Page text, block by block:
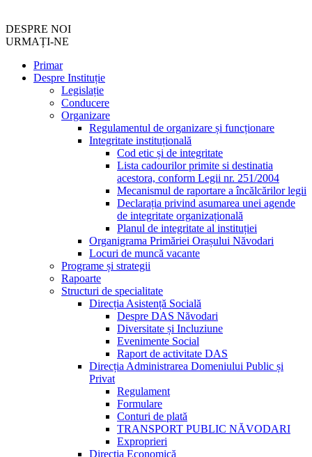
DESPRE NOI
URMAȚI-NE
Primar
Despre Instituție
Legislație
Conducere
Organizare
Regulamentul de organizare și funcționare
Integritate instituțională
Cod etic și de integritate
Lista cadourilor primite si destinatia
acestora, conform Legii nr. 251/2004
Mecanismul de raportare a încălcărilor legii
Declarația privind asumarea unei agende
de integritate organizațională
Planul de integritate al instituției
Organigrama Primăriei Orașului Năvodari
Locuri de muncă vacante
Programe și strategii
Rapoarte
Structuri de specialitate
Direcția Asistență Socială
Despre DAS Năvodari
Diversitate și Incluziune
Evenimente Social
Raport de activitate DAS
Direcția Administrarea Domeniului Public și
Privat
Regulament
Formulare
Conturi de plată
TRANSPORT PUBLIC NĂVODARI
Exproprieri
Direcția Economică